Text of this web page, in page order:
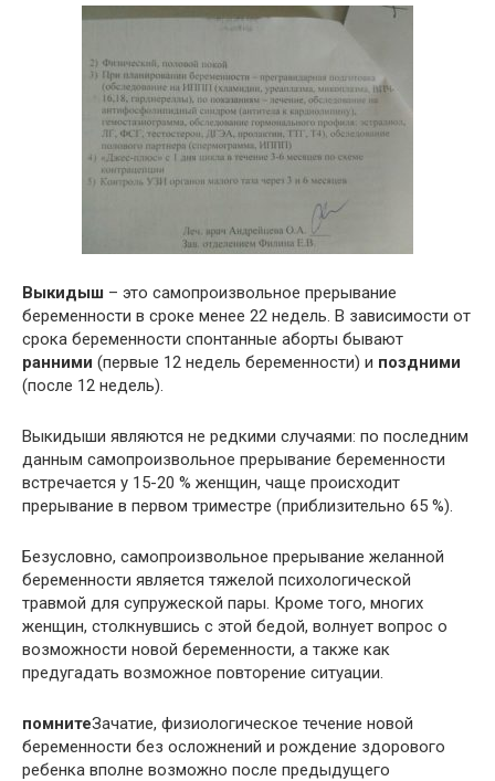
Выкидыш – это самопроизвольное прерывание
беременности в сроке менее 22 недель. В зависимости от
срока беременности спонтанные аборты бывают
ранними (первые 12 недель беременности) и поздними
(после 12 недель).
Выкидыши являются не редкими случаями: по последним
данным самопроизвольное прерывание беременности
встречается у 15-20 % женщин, чаще происходит
прерывание в первом триместре (приблизительно 65 %).
Безусловно, самопроизвольное прерывание желанной
беременности является тяжелой психологической
травмой для супружеской пары. Кроме того, многих
женщин, столкнувшись с этой бедой, волнует вопрос о
возможности новой беременности, а также как
предугадать возможное повторение ситуации.
помнитеЗачатие, физиологическое течение новой
беременности без осложнений и рождение здорового
ребенка вполне возможно после предыдущего